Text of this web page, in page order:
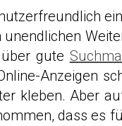
gute
Anzeigen
kleben. Aber
dass es